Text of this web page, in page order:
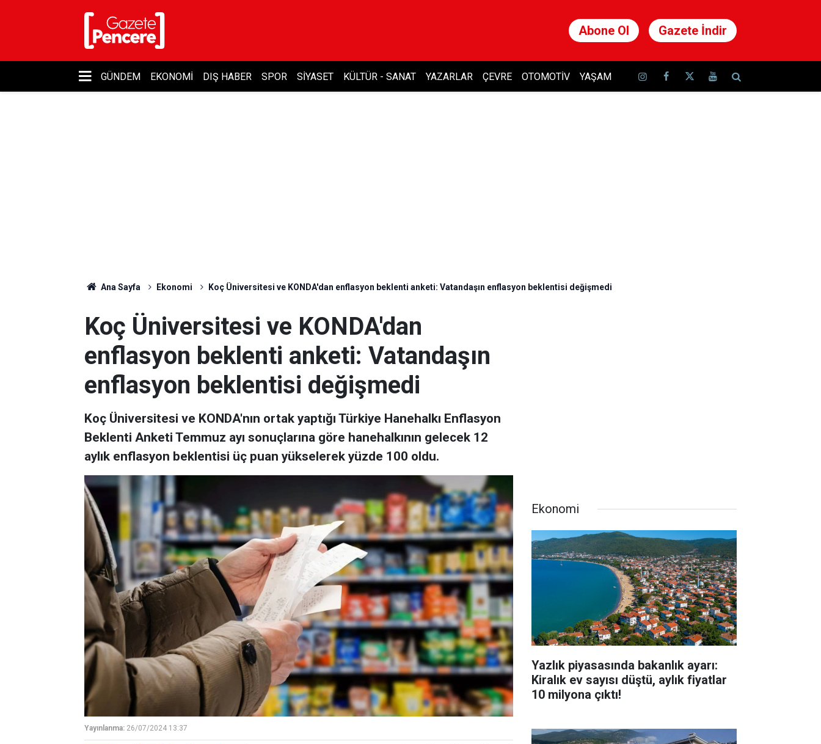
Abone Ol Gazete İndir
GÜNDEM EKONOMI DIŞ HABER SPOR SIYASET KÜLTÜR - SANAT YAZARLAR ÇEVRE OTOMOTIV YAŞAM
Ana Sayfa Ekonomi Koç Üniversitesi ve KONDA'dan enflasyon beklenti anketi: Vatandaşın enflasyon beklentisi değişmedi
Koç Üniversitesi ve KONDA'dan
enflasyon beklenti anketi: Vatandaşın
enflasyon beklentisi değişmedi
Koç Üniversitesi ve KONDA'nın ortak yaptığı Türkiye Hanehalkı Enflasyon
Beklenti Anketi Temmuz ayı sonuçlarına göre hanehalkının gelecek 12
aylık enflasyon beklentisi üç puan yükselerek yüzde 100 oldu.
Yayınlanma: 26/07/2024 13:37
Ekonomi
Yazlık piyasasında bakanlık ayarı:
Kiralık ev sayısı düştü, aylık fiyatlar
10 milyona çıktı!